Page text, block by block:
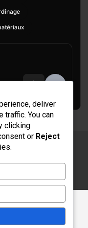
Décoration
deliver
traffic. You can
clicking
or Reject